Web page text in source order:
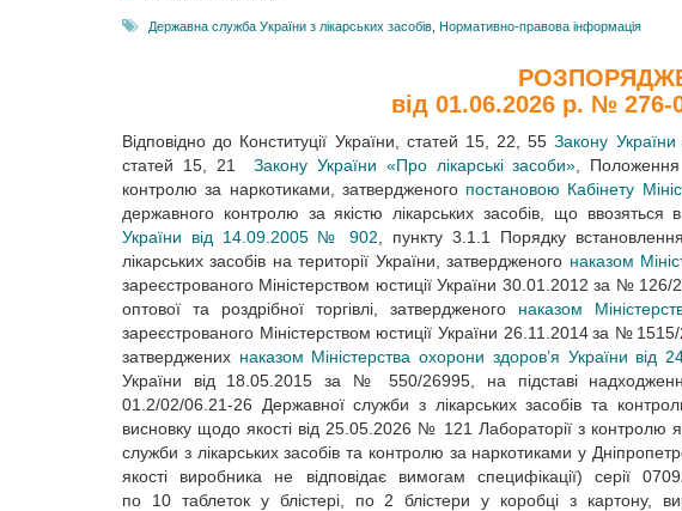
Державна служба України з лікарських засобів Нормативно-правова інформація
від 01.06.2026 р. № 276-
Відповідно до Конституції України, статей 15, 22, 55Закону
статей 15, 21
Закону України «Про лікарські засоби» ,
контролю за наркотиками, затвердженого постановою Кабінету
державного контролю за якістю лікарських засобів, що ввозяться
України від 14.09.2005 № 902 , пункту 3.1.1 Порядку
лікарських засобів на території України, затвердженого наказом
зареєстрованого Міністерством юстиції України 30.01.2012 за № 126/
оптової та роздрібної торгівлі, затвердженого наказом
зареєстрованого Міністерством юстиції України 26.11.2014 за №
затверджених наказом Міністерства охорони здоров’я України
України від 18.05.2015 за № 550/26995, на підставі
01.2/02/06.21-26 Державної служби з лікарських засобів та
висновку щодо якості від 25.05.2026 № 121 Лабораторії з контролю
служби з лікарських засобів та контролю за наркотиками у
якості виробника не відповідає вимогам специфікації) серії
по 10 таблеток у блістері, по 2 блістери у коробці з картону,